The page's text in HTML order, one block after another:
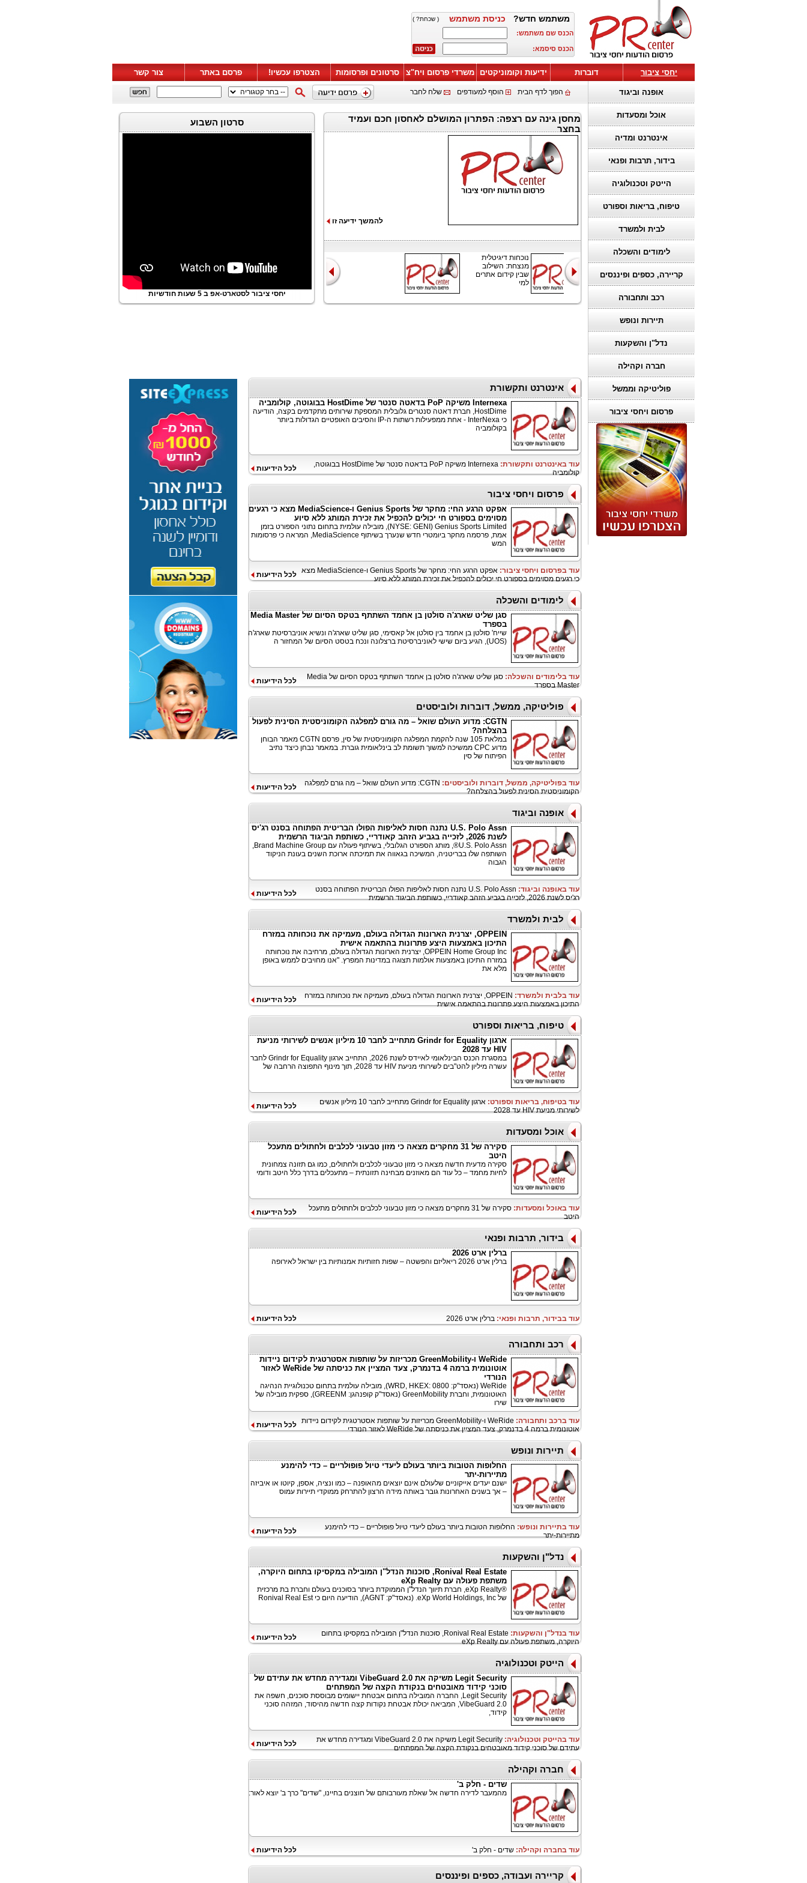
משתמש חדש? כניסת משתמש ( שכחת? )
הכנס שם משתמש:
הכנס סיסמא:
יחסי ציבור דוברות ידיעות וקומוניקטים משרדי פרסום ויח"צ סרטונים ופרסומות הצטרפו עכשיו! פרסם באתר צור קשר
אופנה וביגוד
אוכל ומסעדות
אינטרנט ומדיה
בידור, תרבות ופנאי
הייטק וטכנולוגיה
טיפוח, בריאות וספורט
לבית ולמשרד
לימודים והשכלה
קריירה, כספים ופיננסים
רכב ותחבורה
תיירות ונופש
נדל"ן והשקעות
חברה וקהילה
פוליטיקה וממשל
פרסום ויחסי ציבור
הפוך לדף הבית הוסף למעודפים שלח לחבר
מחסן גינה עם רצפה: הפתרון המושלם לאחסון חכם ועמיד
בחצר
להמשך ידיעה זו
נוכחות דיגיטלית
מנצחת: השילוב
שבין קידום אתרים
למי
מתכננים אירוע
שבאמת מרגש א
סרטון השבוע
יחסי ציבור לסטארט-אפ ב 5 שעות חודשיות
אינטרנט ותקשורת
Internexa משיקה PoP בדאטה סנטר של HostDime בבוגוטה, קולומביה
HostDime, חברת דאטה סנטרים גלובלית המספקת שירותים מתקדמים בקצה, הודיעה
כי InterNexa - אחת ממפעילות רשתות ה-IP והסיבים האופטיים הגדולות ביותר
בקולומביה
עוד באינטרנט ותקשורת:
Internexa משיקה PoP בדאטה סנטר של HostDime בבוגוטה,
קולומביה
לכל הידיעות
פרסום ויחסי ציבור
אפקט הרגע החי: מחקר של Genius Sports ו-MediaScience מצא כי רגעים
מסוימים בספורט חי יכולים להכפיל את זכירת המותג ללא סיוע
Genius Sports Limited ‏(NYSE: GENI), מובילה עולמית בתחום נתוני הספורט בזמן
אמת, פרסמה מחקר ביומטרי חדש שנערך בשיתוף MediaScience, המראה כי פרסומות
המש
עוד בפרסום ויחסי ציבור:
אפקט הרגע החי: מחקר של Genius Sports ו-MediaScience מצא
כי רגעים מסוימים בספורט חי יכולים להכפיל את זכירת המותג ללא סיוע
לכל הידיעות
לימודים והשכלה
סגן שליט שארג'ה סולטן בן אחמד השתתף בטקס הסיום של Media Master
בספרד
שייח' סולטן בן אחמד בין סולטן אל קאסימי, סגן שליט שארג'ה ונשיא אוניברסיטת שארג'ה
(UOS), הגיע ביום שישי לאוניברסיטת ברצלונה ונכח בטסט הסיום של המחזור ה
עוד בלימודים והשכלה:
סגן שליט שארג'ה סולטן בן אחמד השתתף בטקס הסיום של Media
Master בספרד
לכל הידיעות
פוליטיקה, ממשל, דוברות ולוביסטים
CGTN: מדוע העולם שואל – מה גורם למפלגה הקומוניסטית הסינית לפעול
בהצלחה?
במלאת 105 שנה להקמת המפלגה הקומוניסטית של סין, פרסם CGTN מאמר הבוחן
מדוע CPC ממשיכה למשוך תשומת לב בינלאומית גוברת. במאמר נבחן כיצד נתיב
הפיתוח של סין
עוד בפוליטיקה, ממשל, דוברות ולוביסטים:
CGTN: מדוע העולם שואל – מה גורם למפלגה
הקומוניסטית הסינית לפעול בהצלחה?
לכל הידיעות
אופנה וביגוד
U.S. Polo Assn נתנה חסות לאליפות הפולו הבריטית הפתוחה בסנט רג'יס
לשנת 2026, לזכייה בגביע הזהב קאודריי, כשותפת הביגוד הרשמית
U.S. Polo Assn®, מותג הספורט הגלובלי, בשיתוף פעולה עם Brand Machine Group,
השותפה שלו בבריטניה, המשיכה בגאווה את תמיכתה ארוכת השנים בעונת הניקוד
הגבוה
עוד באופנה וביגוד:
U.S. Polo Assn נתנה חסות לאליפות הפולו הבריטית הפתוחה בסנט
רג'יס לשנת 2026, לזכייה בגביע הזהב קאודריי, כשותפת הביגוד הרשמית
לכל הידיעות
לבית ולמשרד
OPPEIN, יצרנית הארונות הגדולה בעולם, מעמיקה את נוכחותה במזרח
התיכון באמצעות היצע פתרונות בהתאמה אישית
OPPEIN Home Group Inc, יצרנית הארונות הגדולה בעולם, מרחיבה את נוכחותה
במזרח התיכון באמצעות אולמות תצוגה במדינות המפרץ. "אנו מחויבים לממש באופן
מלא את
עוד בלבית ולמשרד:
OPPEIN, יצרנית הארונות הגדולה בעולם, מעמיקה את נוכחותה במזרח
התיכון באמצעות היצע פתרונות בהתאמה אישית
לכל הידיעות
טיפוח, בריאות וספורט
ארגון Grindr for Equality מתחייב לחבר 10 מיליון אנשים לשירותי מניעת
HIV עד 2028
במסגרת הכנס הבינלאומי לאיידס לשנת 2026, התחייב ארגון Grindr for Equality לחבר
עשרה מיליון להט"בים לשירותי מניעת HIV עד 2028, תוך מינוף התפוצה הרחבה של
עוד בטיפוח, בריאות וספורט:
ארגון Grindr for Equality מתחייב לחבר 10 מיליון אנשים
לשירותי מניעת HIV עד 2028
לכל הידיעות
אוכל ומסעדות
סקירה של 31 מחקרים מצאה כי מזון טבעוני לכלבים ולחתולים מתעכל
היטב
סקירה מדעית חדשה מצאה כי מזון טבעוני לכלבים ולחתולים, כמו גם תזונה צמחונית
לחיות מחמד – כל עוד הם מאוזנים מבחינה תזונתית – מתעכלים בדרך כלל היטב ודומי
עוד באוכל ומסעדות:
סקירה של 31 מחקרים מצאה כי מזון טבעוני לכלבים ולחתולים מתעכל
היטב
לכל הידיעות
בידור, תרבות ופנאי
ברלין ארט 2026
ברלין ארט 2026 ריאליזם והפשטה – שפות חזותיות אמנותיות בין ישראל לאירופה
עוד בבידור, תרבות ופנאי: ברלין ארט 2026 לכל הידיעות
רכב ותחבורה
WeRide ו-GreenMobility מכריזות על שותפות אסטרטגית לקידום ניידות
אוטונומית ברמה 4 בדנמרק, צעד המציין את כניסתה של WeRide לאזור
הנורדי
WeRide (נאסד"ק: WRD, HKEX: 0800), מובילה עולמית בתחום טכנולוגיית הנהיגה
האוטונומית, וחברת GreenMobility (נאסד"ק קופנהגן: GREENM), ספקית מובילה של
שירו
עוד ברכב ותחבורה:
WeRide ו-GreenMobility מכריזות על שותפות אסטרטגית לקידום ניידות
אוטונומית ברמה 4 בדנמרק, צעד המציין את כניסתה של WeRide לאזור הנורדי
לכל הידיעות
תיירות ונופש
החלופות הטובות ביותר בעולם ליעדי טיול פופולריים – כדי להימנע
מתיירות-יתר
ישנם יעדים אייקוניים שלעולם אינם יוצאים מהאופנה – כמו ונציה, אספן, קיוטו או איביזה
– אך בשנים האחרונות גובר באותה מידה הרצון להתרחק ממוקדי תיירות עמוס
עוד בתיירות ונופש: החלופות הטובות ביותר בעולם ליעדי טיול פופולריים – כדי להימנע
מתיירות-יתר
לכל הידיעות
נדל"ן והשקעות
Ronival Real Estate, סוכנות הנדל"ן המובילה במקסיקו בתחום היוקרה,
משתפת פעולה עם eXp Realty
®eXp Realty, חברת תיווך הנדל"ן הממוקדת ביותר בסוכנים בעולם וחברת בת מרכזית
של eXp World Holdings, Inc. (נאסד"ק: AGNT), הודיעה היום כי Ronival Real Est
עוד בנדל"ן והשקעות:
Ronival Real Estate, סוכנות הנדל"ן המובילה במקסיקו בתחום
היוקרה, משתפת פעולה עם eXp Realty
לכל הידיעות
הייטק וטכנולוגיה
Legit Security משיקה את VibeGuard 2.0 ומגדירה מחדש את עתידם של
סוכני קידוד מאובטחים בנקודת הקצה של המפתחים
Legit Security, החברה המובילה בתחום אבטחת יישומים מבוססת סוכנים, חשפה את
VibeGuard 2.0, המביאה יכולת אבטחת נקודות קצה חדשה מהיסוד, המזהה סוכני
קידוד,
עוד בהייטק וטכנולוגיה:
Legit Security משיקה את VibeGuard 2.0 ומגדירה מחדש את
עתידם של סוכני קידוד מאובטחים בנקודת הקצה של המפתחים
לכל הידיעות
חברה וקהילה
שדים - חלק ב'
מהמעבר לדירה חדשה אל שאלת מעורבותם של חוצנים בחיינו, "שדים" כרך ב' יוצא לאור:
עוד בחברה וקהילה: שדים - חלק ב' לכל הידיעות
קריירה ועבודה, כספים ופיננסים